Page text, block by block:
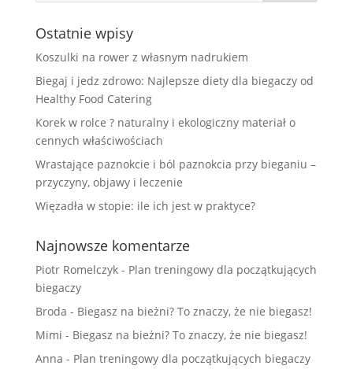
Ostatnie wpisy
Koszulki na rower z własnym nadrukiem
Biegaj i jedz zdrowo: Najlepsze diety dla biegaczy od
Healthy Food Catering
Korek w rolce ? naturalny i ekologiczny materiał o
cennych właściwościach
Wrastające paznokcie i ból paznokcia przy bieganiu –
przyczyny, objawy i leczenie
Więzadła w stopie: ile ich jest w praktyce?
Najnowsze komentarze
Piotr Romelczyk- Plan treningowy dla początkujących
biegaczy
Broda - Biegasz na bieżni? To znaczy, że nie biegasz!
Mimi - Biegasz na bieżni? To znaczy, że nie biegasz!
Anna - Plan treningowy dla początkujących biegaczy